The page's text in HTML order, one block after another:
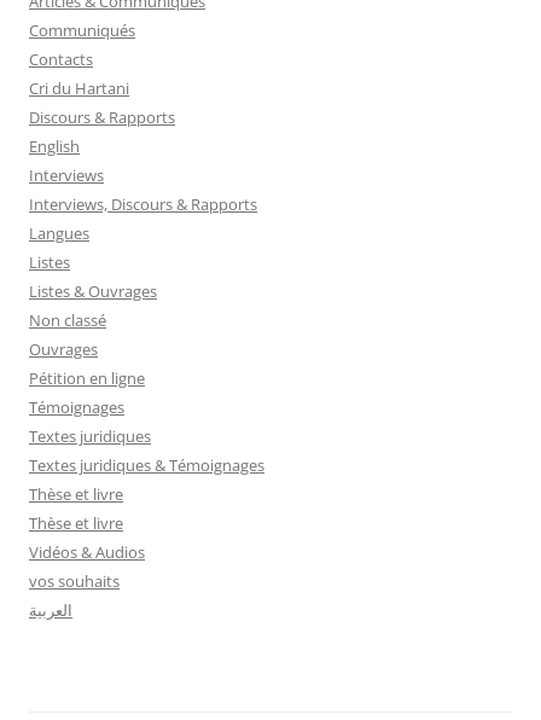
Communiqués
Contacts
Cri du Hartani
Discours & Rapports
English
Interviews
Interviews, Discours & Rapports
Langues
Listes
Listes & Ouvrages
Non classé
Ouvrages
Pétition en ligne
Témoignages
Textes juridiques
Textes juridiques & Témoignages
Thèse et livre
Thèse et livre
Vidéos & Audios
vos souhaits
العربية